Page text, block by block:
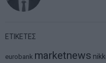
ΕΤΙΚΕΤΕΣ
eurobank marketnews